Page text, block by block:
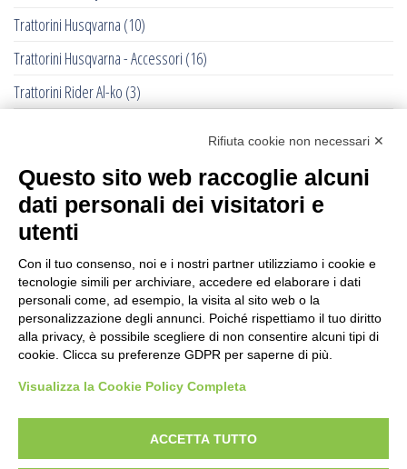
Trattorini Husqvarna (10)
Trattorini Husqvarna - Accessori (16)
Trattorini Rider Al-ko (3)
Trattorini Rider Husqvarna - Piatti di taglio
(6)
Trinciasarmenti
Trinciatutto Trattorino(7)
Troncarami manuali (3)
Troncatrici a catena diamanta (0)
Troncatrici Manuali Elettriche(2)
Turbine da neve(0)
Verricelli a scoppio(12)
Rifiuta cookie non necessari ✕
Questo sito web raccoglie alcuni
dati personali dei visitatori e
utenti
Con il tuo consenso, noi e i nostri partner utilizziamo i cookie e
tecnologie simili per archiviare, accedere ed elaborare i dati
personali come, ad esempio, la visita al sito web o la
personalizzazione degli annunci. Poiché rispettiamo il tuo diritto
alla privacy, è possibile scegliere di non consentire alcuni tipi di
cookie. Clicca su preferenze GDPR per saperne di più.
Visualizza la Cookie Policy Completa
ACCETTA TUTTO